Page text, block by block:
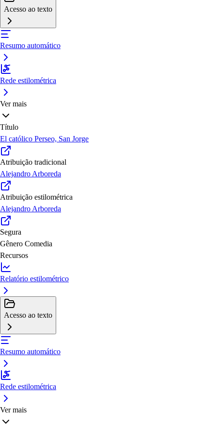
Acesso ao texto
Resumo automático
Rede estilométrica
Ver mais
Título
El católico Perseo, San Jorge
Atribuição tradicional
Alejandro Arboreda
Atribuição estilométrica
Alejandro Arboreda
Segura
Gênero Comedia
Recursos
Relatório estilométrico
Acesso ao texto
Resumo automático
Rede estilométrica
Ver mais